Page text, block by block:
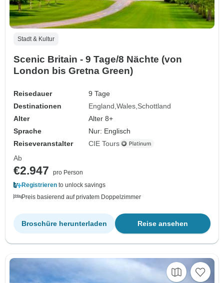
Stadt & Kultur
Scenic Britain - 9 Tage/8 Nächte (von
London bis Gretna Green)
Reisedauer
9 Tage
Destinationen
England Wales Schottland
Alter
Alter 8+
Sprache
Nur: Englisch
Reiseveranstalter
CIE Tours
Ab
€2.947
pro Person
Registrieren to unlock savings
Preis basierend auf privatem Doppelzimmer
Reise ansehen
Broschüre herunterladen